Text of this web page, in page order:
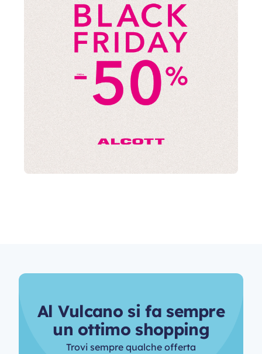
Al Vulcano si fa sempre
un ottimo shopping
Trovi sempre qualche offerta